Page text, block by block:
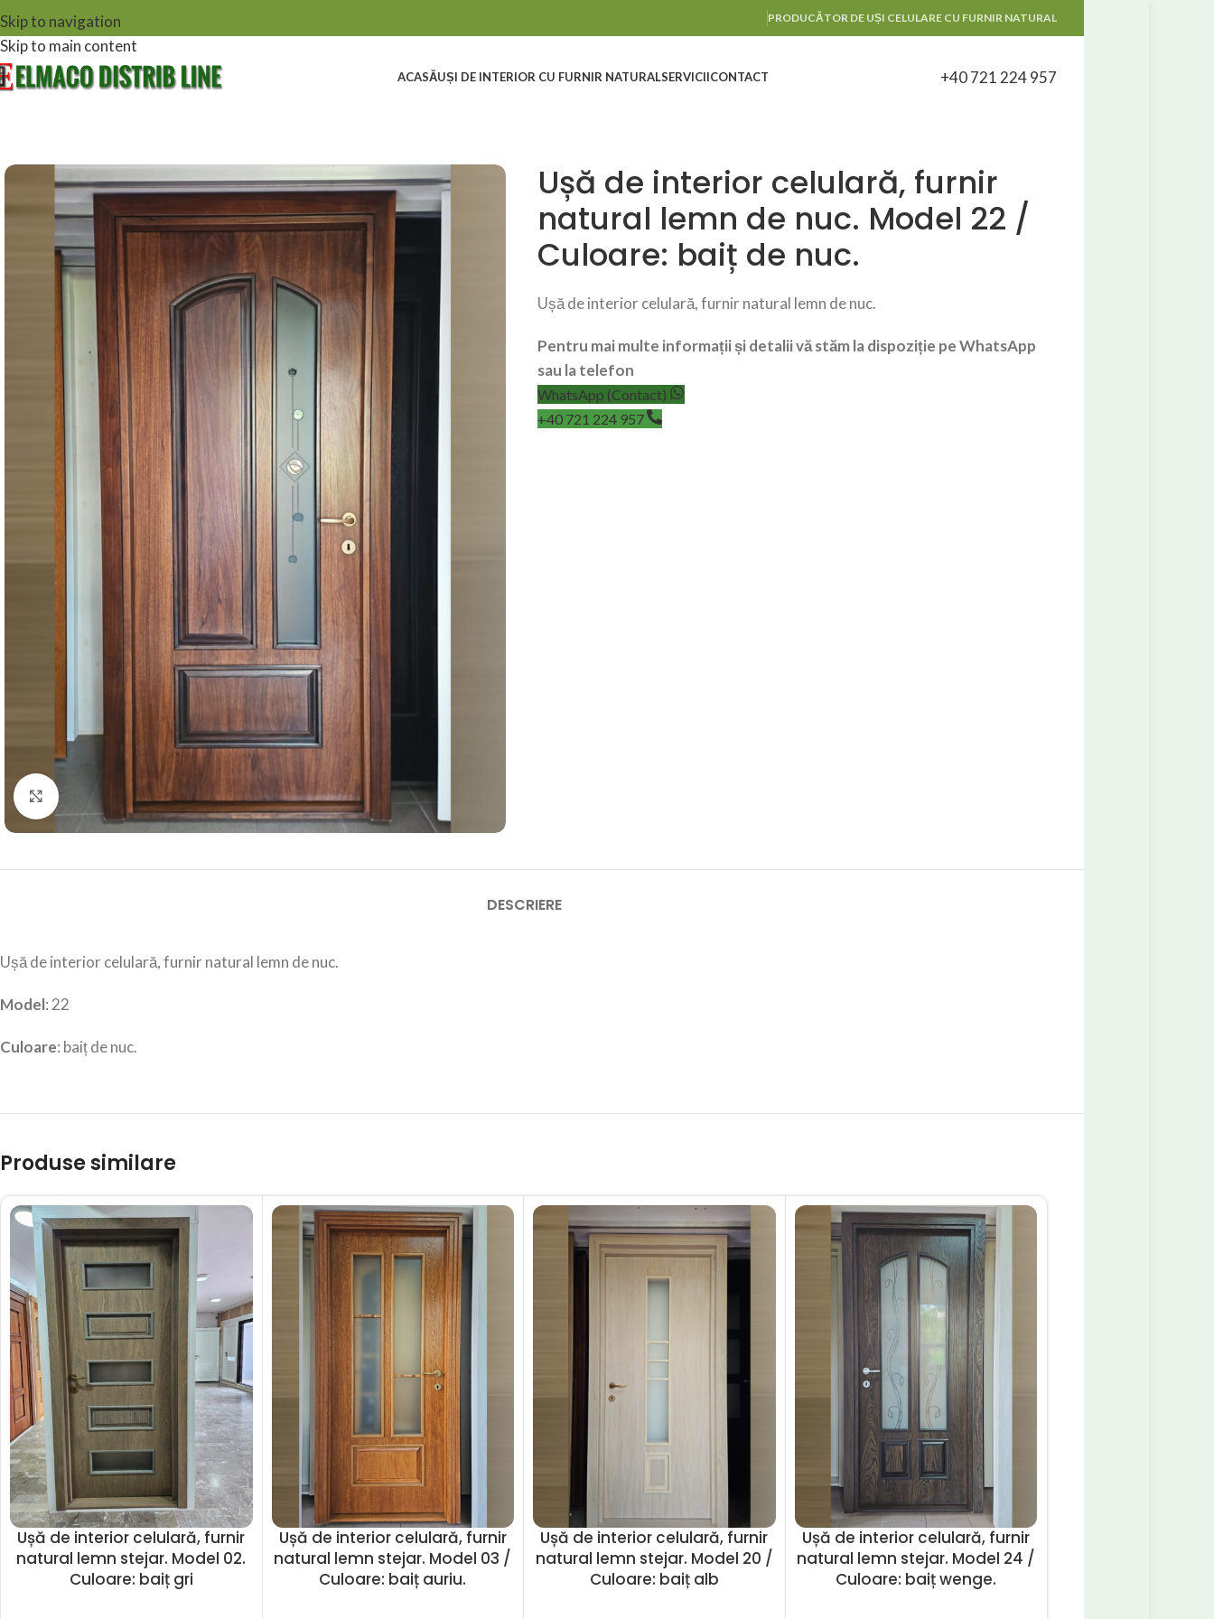
Skip to navigation
Skip to main content
PRODUCĂTOR DE UȘI CELULARE CU FURNIR NATURAL
ACASĂUȘI DE INTERIOR CU FURNIR NATURALSERVICIICONTACT +40 721 224 957
Click to enlarge
Ușă de interior celulară, furnir
natural lemn de nuc. Model 22 /
Culoare: baiț de nuc.
Ușă de interior celulară, furnir natural lemn de nuc.
Pentru mai multe informații și detalii vă stăm la dispoziție pe WhatsApp
sau la telefon
WhatsApp (Contact)
+40 721 224 957
DESCRIERE
Ușă de interior celulară, furnir natural lemn de nuc.
Model: 22
Culoare: baiț de nuc.
Produse similare
Ușă de interior celulară, furnir
natural lemn stejar. Model 02.
Culoare: baiț gri
Ușă de interior celulară, furnir
natural lemn stejar. Model 03 /
Culoare: baiț auriu.
Ușă de interior celulară, furnir
natural lemn stejar. Model 20 /
Culoare: baiț alb
Ușă de interior celulară, furnir
natural lemn stejar. Model 24 /
Culoare: baiț wenge.